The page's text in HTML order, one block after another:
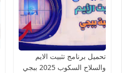
تحميل برنامج تثبيت الايم
والسلاح السكوب 2025 ببجي